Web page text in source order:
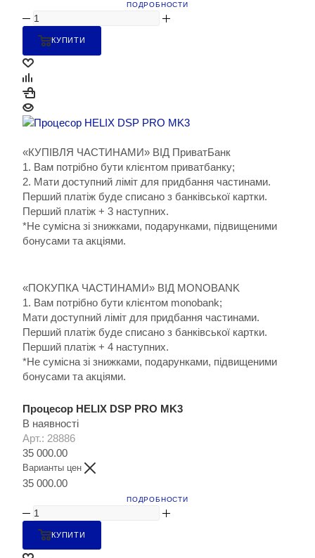
ПОДРОБНОСТИ
КУПИТИ
«КУПІВЛЯ ЧАСТИНАМИ» ВІД ПриватБанк
1. Вам потрібно бути клієнтом приватбанку;
2. Мати доступний ліміт для придбання частинами.
Перший платіж буде списано з банківської картки.
Перший платіж + 3 наступних.
*Не сумісна зі знижками, подарунками, підвищеними
бонусами та акціями.
«ПОКУПКА ЧАСТИНАМИ» ВІД MONOBANK
1. Вам потрібно бути клієнтом monobank;
Мати доступний ліміт для придбання частинами.
Перший платіж буде списано з банківської картки.
Перший платіж + 4 наступних.
*Не сумісна зі знижками, подарунками, підвищеними
бонусами та акціями.
Процесор HELIX DSP PRO MK3
В наявності
Арт.: 28886
35 000.00
Варианты цен
35 000.00
ПОДРОБНОСТИ
КУПИТИ